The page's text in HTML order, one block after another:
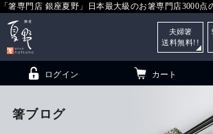
「箸専門店 銀座夏野」日本最大級のお箸専門店3000点
ログイン カート
夫婦箸
送料無料!!
箸ブログ